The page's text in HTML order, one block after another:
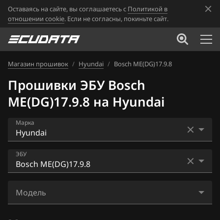
Оставаясь на сайте, вы соглашаетесь с Политикой в
отношении cookie. Если не согласны, покиньте сайт.
Магазин прошивок / Hyundai / Bosch ME(DG)17.9.8
Прошивки ЭБУ Bosch
ME(DG)17.9.8 на Hyundai
Марка
Acura
Alfa Romeo
ATLAS
ЭБУ
Bosch EDC17C57
Модель